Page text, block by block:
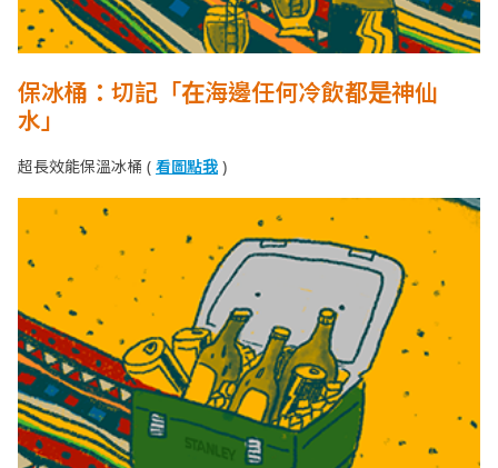
保冰桶：切記「在海邊任何冷飲都是神仙
水」
超長效能保溫冰桶 ( 看圖點我 )